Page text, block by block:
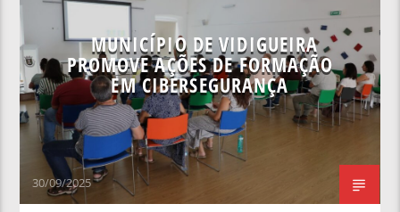
MUNICÍPIO DE VIDIGUEIRA
PROMOVE AÇÕES DE FORMAÇÃO
EM CIBERSEGURANÇA
30/09/2025